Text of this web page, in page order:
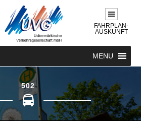
FAHRPLAN-
AUSKUNFT
MENU
502